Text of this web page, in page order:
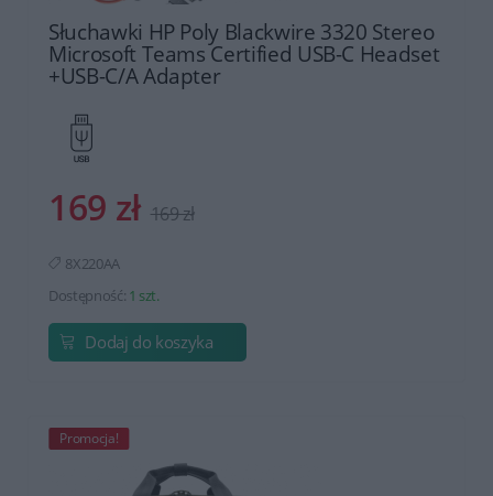
Słuchawki HP Poly Blackwire 3320 Stereo
Microsoft Teams Certified USB-C Headset
+USB-C/A Adapter
169 zł 169 zł
8X220AA
Dostępność: 1 szt.
Dodaj do koszyka
Promocja!